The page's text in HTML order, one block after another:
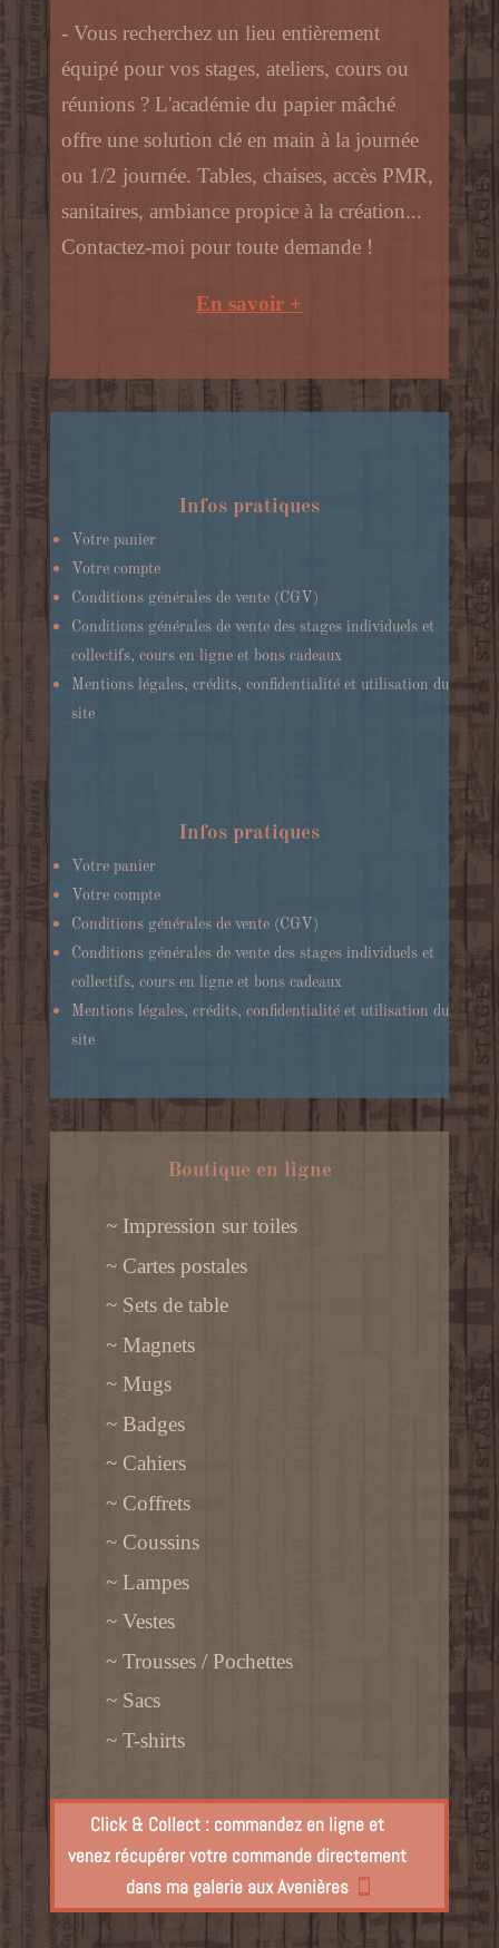
- Vous recherchez un lieu entièrement
équipé pour vos stages, ateliers, cours ou
réunions ? L'académie du papier mâché
offre une solution clé en main à la journée
ou 1/2 journée. Tables, chaises, accès PMR,
sanitaires, ambiance propice à la création...
Contactez-moi pour toute demande !
En savoir +
Infos pratiques
Votre panier
Votre compte
Conditions générales de vente (CGV)
Conditions générales de vente des stages individuels et
collectifs, cours en ligne et bons cadeaux
Mentions légales, crédits, confidentialité et utilisation du
site
Infos pratiques
Votre panier
Votre compte
Conditions générales de vente (CGV)
Conditions générales de vente des stages individuels et
collectifs, cours en ligne et bons cadeaux
Mentions légales, crédits, confidentialité et utilisation du
site
Boutique en ligne
~ Impression sur toiles
~ Cartes postales
~ Sets de table
~ Magnets
~ Mugs
~ Badges
~ Cahiers
~ Coffrets
~ Coussins
~ Lampes
~ Vestes
~ Trousses / Pochettes
~ Sacs
~ T-shirts
Click & Collect : commandez en ligne et
venez récupérer votre commande directement
dans ma galerie aux Avenières